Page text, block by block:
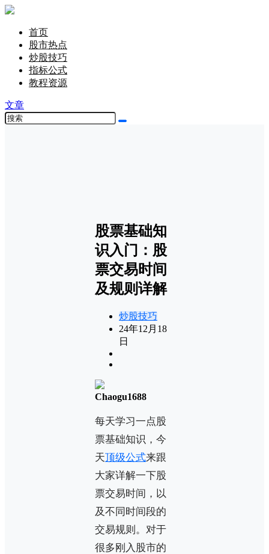
首页
股市热点
炒股技巧
指标公式
教程资源
文章
股票基础知
识入门：股
票交易时间
及规则详解
炒股技巧
24年12月18
日
Chaogu1688
每天学习一点股
票基础知识，今
天顶级公式来跟
大家详解一下股
票交易时间，以
及不同时间段的
交易规则。对于
很多刚入股市的